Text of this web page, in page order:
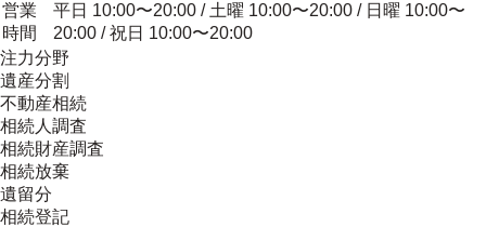
営業
時間
平日 10:00〜20:00 / 土曜 10:00〜20:00 / 日曜 10:00〜
20:00 / 祝日 10:00〜20:00
注力分野
遺産分割
不動産相続
相続人調査
相続財産調査
相続放棄
遺留分
相続登記